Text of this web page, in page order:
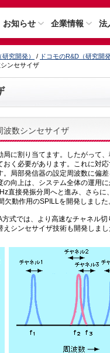
お知らせ 企業情報 法
究開発） / ドコモのR&D（研究開
ンセサイザ
波数シンセサイザ
に割り当てます。したがって
く必要があります。これに対
局部発信器の設定周波数に偏
向上は、システム全体の運用
直接発振分周へと進み、さら
欠動作用のSPILLを開発しました
式では、より高速なチャネル
シンセサイザ技術も開発しま